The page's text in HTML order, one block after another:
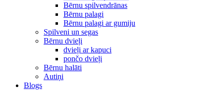
Bērnu spilvendrānas
Bērnu palagi
Bērnu palagi ar gumiju
Spilveni un segas
Bērnu dvieļi
dvieļi ar kapuci
pončo dvieļi
Bērnu halāti
Autiņi
Blogs